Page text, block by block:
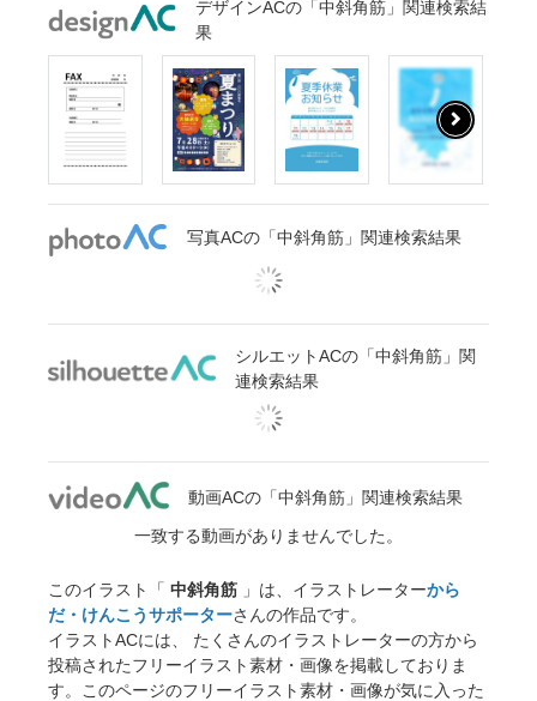
デザインACの「中斜角筋」関連検索結
果
写真ACの「中斜角筋」関連検索結果
シルエットACの「中斜角筋」関
連検索結果
動画ACの「中斜角筋」関連検索結果
一致する動画がありませんでした。
このイラスト「 中斜角筋 」は、イラストレーターから
だ・けんこうサポーターさんの作品です。
イラストACには、 たくさんのイラストレーターの方から
投稿されたフリーイラスト素材・画像を掲載しておりま
す。このページのフリーイラスト素材・画像が気に入った